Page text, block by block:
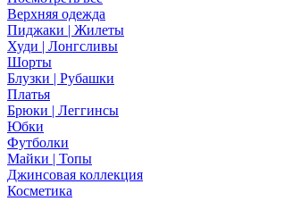
Верхняя одежда
Пиджаки | Жилеты
Худи | Лонгсливы
Шорты
Блузки | Рубашки
Платья
Брюки | Леггинсы
Юбки
Футболки
Майки | Топы
Джинсовая коллекция
Косметика